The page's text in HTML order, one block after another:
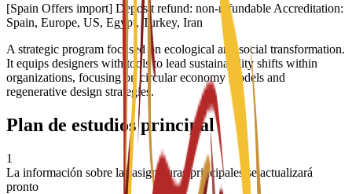
[Spain Offers import] Deposit refund: non-refundable Accreditation:
Spain, Europe, US, Egypt, Turkey, Iran
A strategic program focused on ecological and social transformation.
It equips designers with tools to lead sustainability shifts within
organizations, focusing on circular economy models and
regenerative design strategies.
Plan de estudios principal
1
La información sobre las asignaturas principales se actualizará
pronto